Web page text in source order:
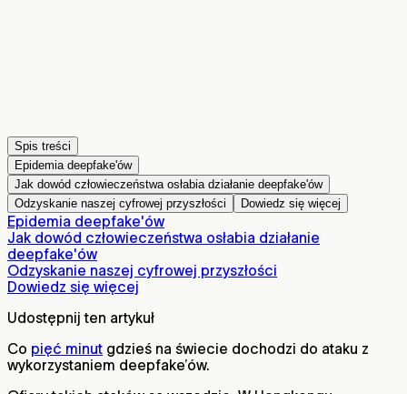
Spis treści
Epidemia deepfake'ów
Jak dowód człowieczeństwa osłabia działanie deepfake'ów
Odzyskanie naszej cyfrowej przyszłości
Dowiedz się więcej
Epidemia deepfake'ów
Jak dowód człowieczeństwa osłabia działanie
deepfake'ów
Odzyskanie naszej cyfrowej przyszłości
Dowiedz się więcej
Udostępnij ten artykuł
Co pięć minut gdzieś na świecie dochodzi do ataku z
wykorzystaniem deepfake’ów.